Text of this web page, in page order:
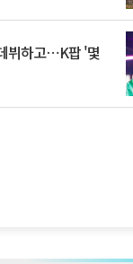
뷔하고⋯K팝 '몇